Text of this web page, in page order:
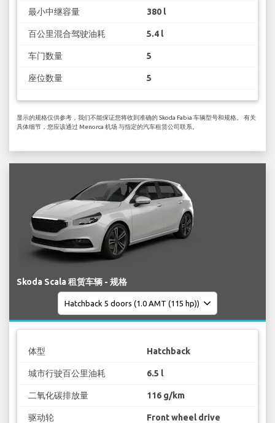
最小中继容量 380 l
百公里混合驾驶油耗 5.4 l
车门数量 5
座位数量 5
显示的规格仅供参考，我们不能保证您将收到准确的 Skoda Fabia 车辆型号和规格。 有关
具体细节，您应该通过 Menorca 机场 与指定的汽车租赁公司联系。
Skoda Scala 租赁车辆 - 规格
体型 Hatchback
城市行驶百公里油耗 6.5 l
二氧化碳排放量 116 g/km
驱动轮 Front wheel drive